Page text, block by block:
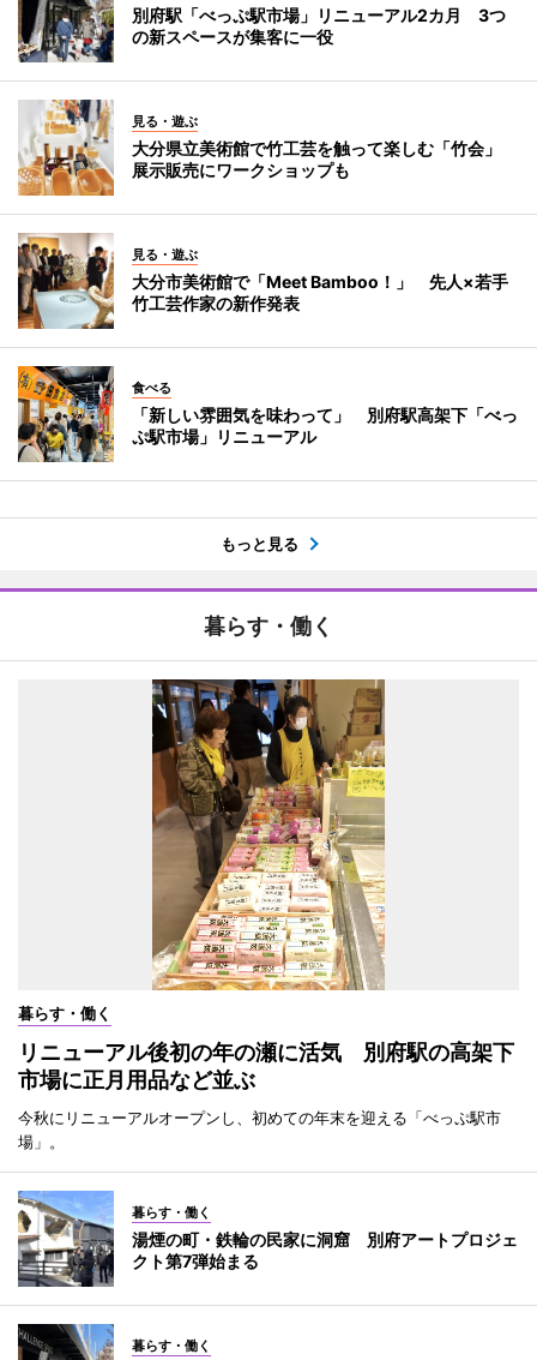
別府駅「べっぷ駅市場」リニューアル2カ月 3つ
の新スペースが集客に一役
見る・遊ぶ
大分県立美術館で竹工芸を触って楽しむ「竹会」
展示販売にワークショップも
見る・遊ぶ
大分市美術館で「Meet Bamboo！」 先人×若手
竹工芸作家の新作発表
食べる
「新しい雰囲気を味わって」 別府駅高架下「べっ
ぷ駅市場」リニューアル
もっと見る
暮らす・働く
暮らす・働く
リニューアル後初の年の瀬に活気 別府駅の高架下
市場に正月用品など並ぶ
今秋にリニューアルオープンし、初めての年末を迎える「べっぷ駅市
場」。
暮らす・働く
湯煙の町・鉄輪の民家に洞窟 別府アートプロジェ
クト第7弾始まる
暮らす・働く